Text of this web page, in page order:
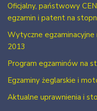
Oficjalny, państwowy
egzamin i patent na
Wytyczne
2013
Program egzaminów na
Egzaminy żeglarskie i
Aktualne uprawnienia i